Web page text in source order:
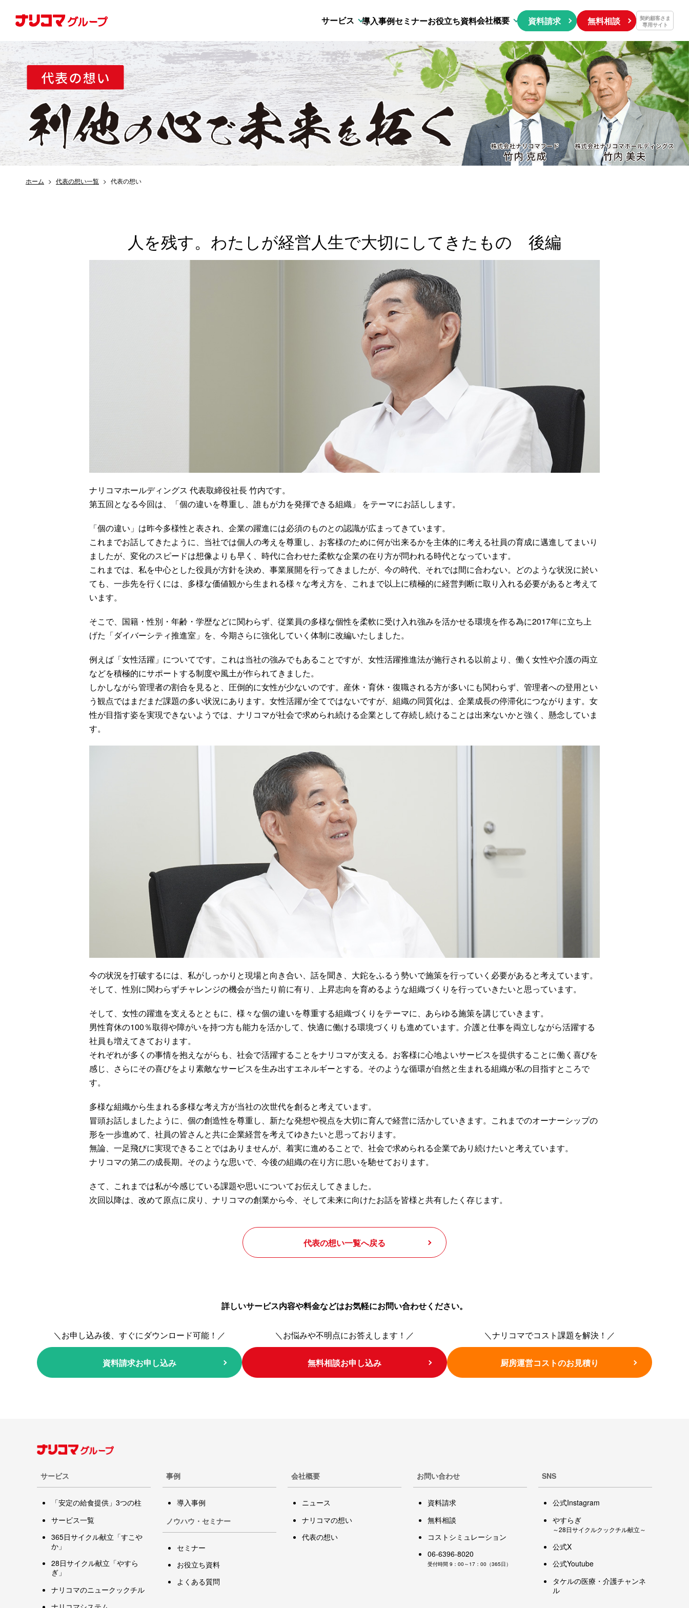
サービス 導入事例セミナーお役立ち資料会社概要 資料請求 無料相談
契約顧客さま
専用サイト
ホーム 代表の想い一覧 代表の想い
人を残す。わたしが経営人生で大切にしてきたもの 後編
ナリコマホールディングス 代表取締役社長 竹内です。
第五回となる今回は、「個の違いを尊重し、誰もが力を発揮できる組織」 をテーマにお話しします。
「個の違い」は昨今多様性と表され、企業の躍進には必須のものとの認識が広まってきています。
これまでお話してきたように、当社では個人の考えを尊重し、お客様のために何が出来るかを主体的に考える社員の育成に邁進してまいり
ましたが、変化のスピードは想像よりも早く、時代に合わせた柔軟な企業の在り方が問われる時代となっています。
これまでは、私を中心とした役員が方針を決め、事業展開を行ってきましたが、今の時代、それでは間に合わない。どのような状況に於い
ても、一歩先を行くには、多様な価値観から生まれる様々な考え方を、これまで以上に積極的に経営判断に取り入れる必要があると考えて
います。
そこで、国籍・性別・年齢・学歴などに関わらず、従業員の多様な個性を柔軟に受け入れ強みを活かせる環境を作る為に2017年に立ち上
げた「ダイバーシティ推進室」を、今期さらに強化していく体制に改編いたしました。
例えば「女性活躍」についてです。これは当社の強みでもあることですが、女性活躍推進法が施行される以前より、働く女性や介護の両立
などを積極的にサポートする制度や風土が作られてきました。
しかしながら管理者の割合を見ると、圧倒的に女性が少ないのです。産休・育休・復職される方が多いにも関わらず、管理者への登用とい
う観点ではまだまだ課題の多い状況にあります。女性活躍が全てではないですが、組織の同質化は、企業成長の停滞化につながります。女
性が目指す姿を実現できないようでは、ナリコマが社会で求められ続ける企業として存続し続けることは出来ないかと強く、懸念していま
す。
今の状況を打破するには、私がしっかりと現場と向き合い、話を聞き、大鉈をふるう勢いで施策を行っていく必要があると考えています。
そして、性別に関わらずチャレンジの機会が当たり前に有り、上昇志向を育めるような組織づくりを行っていきたいと思っています。
そして、女性の躍進を支えるとともに、様々な個の違いを尊重する組織づくりをテーマに、あらゆる施策を講じていきます。
男性育休の100％取得や障がいを持つ方も能力を活かして、快適に働ける環境づくりも進めています。介護と仕事を両立しながら活躍する
社員も増えてきております。
それぞれが多くの事情を抱えながらも、社会で活躍することをナリコマが支える。お客様に心地よいサービスを提供することに働く喜びを
感じ、さらにその喜びをより素敵なサービスを生み出すエネルギーとする。そのような循環が自然と生まれる組織が私の目指すところで
す。
多様な組織から生まれる多様な考え方が当社の次世代を創ると考えています。
冒頭お話しましたように、個の創造性を尊重し、新たな発想や視点を大切に育んで経営に活かしていきます。これまでのオーナーシップの
形を一歩進めて、社員の皆さんと共に企業経営を考えてゆきたいと思っております。
無論、一足飛びに実現できることではありませんが、着実に進めることで、社会で求められる企業であり続けたいと考えています。
ナリコマの第二の成長期。そのような思いで、今後の組織の在り方に思いを馳せております。
さて、これまでは私が今感じている課題や思いについてお伝えしてきました。
次回以降は、改めて原点に戻り、ナリコマの創業から今、そして未来に向けたお話を皆様と共有したく存じます。
代表の想い一覧へ戻る
詳しいサービス内容や料金などはお気軽にお問い合わせください。
＼お申し込み後、すぐにダウンロード可能！／
資料請求お申し込み
＼お悩みや不明点にお答えします！／
無料相談お申し込み
＼ナリコマでコスト課題を解決！／
厨房運営コストのお見積り
サービス
「安定の給食提供」3つの柱
サービス一覧
365日サイクル献立「すこや
か」
28日サイクル献立「やすら
ぎ」
ナリコマのニュークックチル
事例
導入事例
ノウハウ・セミナー
セミナー
お役立ち資料
よくある質問
会社概要
ニュース
ナリコマの想い
代表の想い
お問い合わせ
資料請求
無料相談
コストシミュレーション
06-6396-8020
受付時間 9：00～17：00（365日）
SNS
公式Instagram
やすらぎ
～28日サイクルクックチル献立～
公式X
公式Youtube
タケルの医療・介護チャンネ
ル